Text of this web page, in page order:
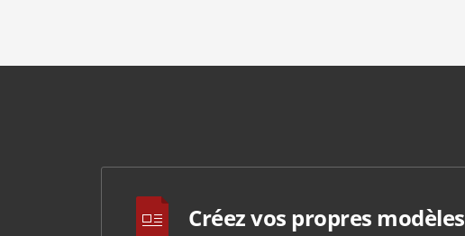
Créez vos propres modèles